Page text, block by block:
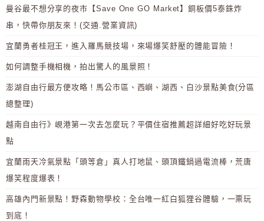
曼谷最不想分享的夜市【Save One GO Market】銅板價5泰銖炸
串，快帶你朋友來！(交通.營業資訊)
宜蘭勇者桂冠王，進入羅馬競技場，來場爆笑舒壓的體能冒險！
如何調整手機相機，拍出驚人的風景照！
澎湖自由行最方便攻略！馬公市區、西嶼、湖西、白沙景點美食(分區
總整理)
越南自由行》峴港第一次去怎麼玩？平價住宿推薦超詳細好吃好玩景
點
宜蘭雨天冷氣景點「頭等倉」真人打地鼠、頭頂鐵鍋過電流棒，荒唐
爆笑程度爆表！
高雄內門新景點！野森動物學校：全台唯一紅白狐狸谷體驗，一票玩
到底！